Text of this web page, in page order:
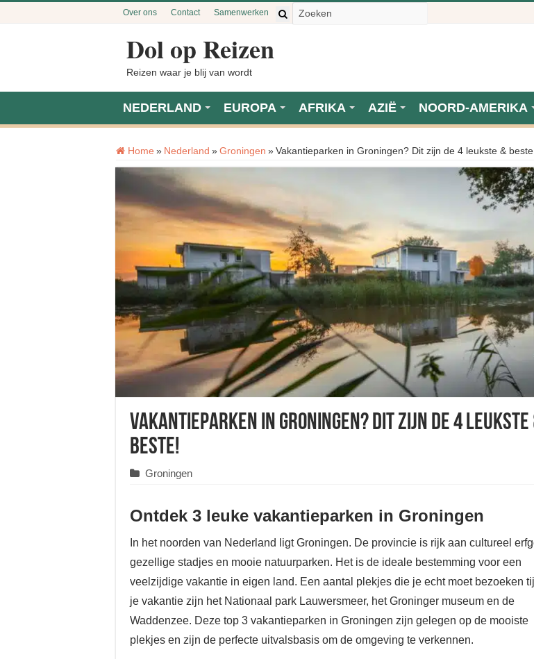
Over ons Contact Samenwerken
Dol op Reizen
Reizen waar je blij van wordt
NEDERLAND EUROPA AFRIKA AZIË NOORD-AMERIKA
Home » Nederland »Groningen »Vakantieparken in Groningen? Dit zijn de 4 leukste &
Vakantieparken in Groningen? Dit zijn de 4 leukste
beste!
Groningen
Ontdek 3 leuke vakantieparken in Groningen
In het noorden van Nederland ligt Groningen. De provincie is rijk aan cultureel
gezellige stadjes en mooie natuurparken. Het is de ideale bestemming voor een
veelzijdige vakantie in eigen land. Een aantal plekjes die je echt moet bezoeken
je vakantie zijn het Nationaal park Lauwersmeer, het Groninger museum en de
Waddenzee. Deze top 3 vakantieparken in Groningen zijn gelegen op de mooiste
plekjes en zijn de perfecte uitvalsbasis om de omgeving te verkennen.